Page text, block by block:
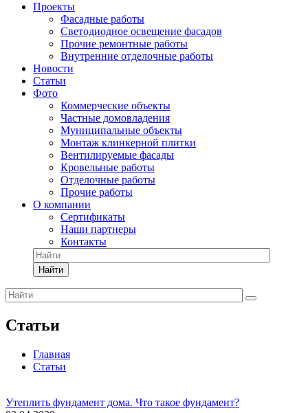
Проекты
Фасадные работы
Светодиодное освещение фасадов
Прочие ремонтные работы
Внутренние отделочные работы
Новости
Статьи
Фото
Коммерческие объекты
Частные домовладения
Муниципальные объекты
Монтаж клинкерной плитки
Вентилируемые фасады
Кровельные работы
Отделочные работы
Прочие работы
О компании
Сертификаты
Наши партнеры
Контакты
Найти
Статьи
Главная
Статьи
Утеплить фундамент дома. Что такое фундамент?